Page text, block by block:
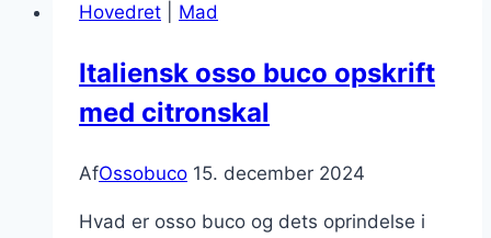
friske
Hovedret Mad
Italiensk osso buco opskrift
med citronskal
AfOssobuco 15. december 2024
Hvad er osso buco og dets oprindelse i